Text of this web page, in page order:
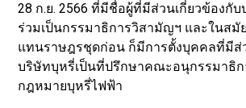
28 ก.ย. 2566 ที่มีชื่อผู้ที่มีส่วนเกี่ยวข้องกั
ร่วมเป็นกรรมาธิการวิสามัญฯ และในสมั
แทนราษฎรชุดก่อน ก็มีการตั้งบุคคลที่มีส่
บริษัทบุหรี่เป็นที่ปรึกษาคณะอนุกรรมาธิ
กฎหมายบุหรี่ไฟฟ้า